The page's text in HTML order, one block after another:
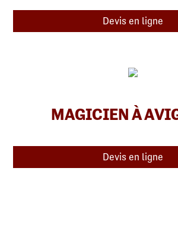
Devis en ligne
MAGICIEN À
Devis en ligne